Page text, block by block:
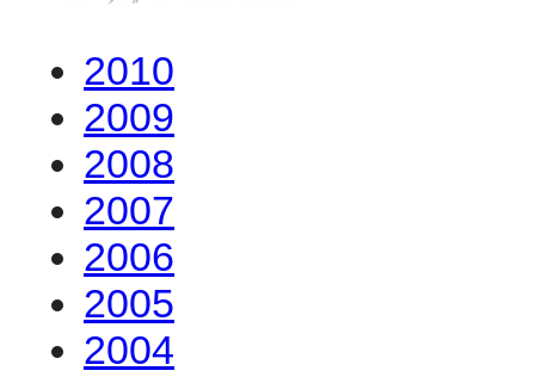
2010
2009
2008
2007
2006
2005
2004